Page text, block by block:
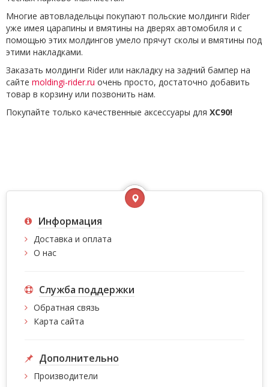
Многие автовладельцы покупают польские молдинги Rider
уже имея царапины и вмятины на дверях автомобиля и с
помощью этих молдингов умело прячут сколы и вмятины под
этими накладками.
Заказать молдинги Rider или накладку на задний бампер на
сайте moldingi-rider.ru очень просто, достаточно добавить
товар в корзину или позвонить нам.
Покупайте только качественные аксессуары для XC90!
Информация
Доставка и оплата
О нас
Служба поддержки
Обратная связь
Карта сайта
Дополнительно
Производители